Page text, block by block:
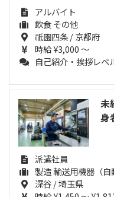
アルバイト
飲食 その他
祇園四条 / 京都府
時給 ¥3,000 ～
自己紹介・挨拶レベ
未
身
派遣社員
製造 輸送用機器（自
深谷 / 埼玉県